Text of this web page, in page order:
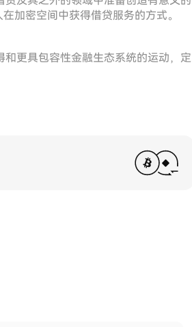
加密空间中获得借贷服务的方式。
更具包容性金融生态系统的运动，定